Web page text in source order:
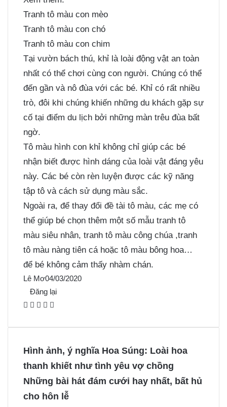
Tranh tô màu con mèo
Tranh tô màu con chó
Tranh tô màu con chim
Tại vườn bách thú, khỉ là loài động vật an toàn
nhất có thể chơi cùng con người. Chúng có thể
đến gần và nô đùa với các bé. Khỉ có rất nhiều
trò, đôi khi chúng khiến những du khách gặp sự
cố tại điểm du lịch bởi những màn trêu đùa bất
ngờ.
Tô màu hình con khỉ không chỉ giúp các bé
nhận biết được hình dáng của loài vật đáng yêu
này. Các bé còn rèn luyện được các kỹ năng
tập tô và cách sử dụng màu sắc.
Ngoài ra, để thay đổi đề tài tô màu, các mẹ có
thể giúp bé chọn thêm một số mẫu tranh tô
màu siêu nhân, tranh tô màu công chúa,tranh
tô màu nàng tiên cáhoặc tô màu bông hoa…
để bé không cảm thấy nhàm chán.
Lê Mơ04/03/2020
Đăng lại
F
o
o
k
X P
r
e
s
M
n
g
e
n
g
e
Hình ảnh, ý nghĩa Hoa Súng: Loài hoa
thanh khiết như tình yêu vợ chồng
Những bài hát đám cưới hay nhất, bất hủ
cho hôn lễ